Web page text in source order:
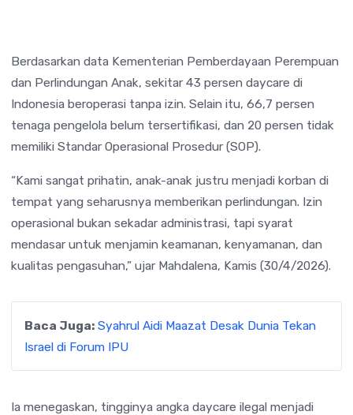
Berdasarkan data Kementerian Pemberdayaan Perempuan
dan Perlindungan Anak, sekitar 43 persen daycare di
Indonesia beroperasi tanpa izin. Selain itu, 66,7 persen
tenaga pengelola belum tersertifikasi, dan 20 persen tidak
memiliki Standar Operasional Prosedur (SOP).
“Kami sangat prihatin, anak-anak justru menjadi korban di
tempat yang seharusnya memberikan perlindungan. Izin
operasional bukan sekadar administrasi, tapi syarat
mendasar untuk menjamin keamanan, kenyamanan, dan
kualitas pengasuhan,” ujar Mahdalena, Kamis (30/4/2026).
Baca Juga: Syahrul Aidi Maazat Desak Dunia Tekan
Israel di Forum IPU
Ia menegaskan, tingginya angka daycare ilegal menjadi